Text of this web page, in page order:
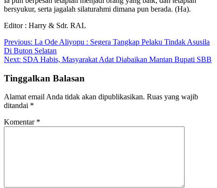
bersyukur, serta jagalah silaturahmi dimana pun berada. (Ha).
Editor : Harry & Sdr. RAL
Navigasi
pos
Previous: La Ode Aliyopu : Segera Tangkap Pelaku Tindak Asusila
Di Buton Selatan
Next: SDA Habis, Masyarakat Adat Diabaikan Mantan Bupati SBB
Tinggalkan Balasan
Alamat email Anda tidak akan dipublikasikan. Ruas yang wajib
ditandai *
Komentar *